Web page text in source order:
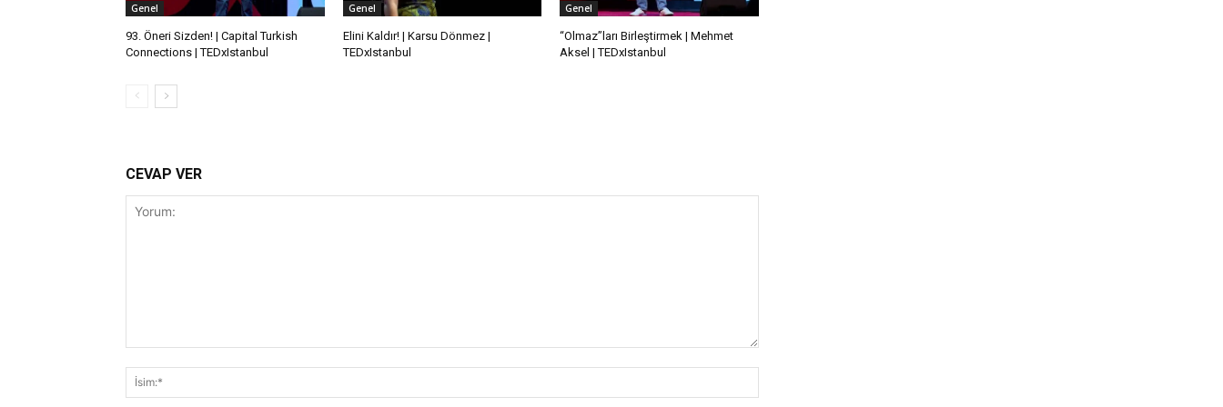
Genel
93. Öneri Sizden! | Capital Turkish
Connections | TEDxIstanbul
Genel
Elini Kaldır! | Karsu Dönmez |
TEDxIstanbul
Genel
“Olmaz”ları Birleştirmek | Mehmet
Aksel | TEDxIstanbul
CEVAP VER